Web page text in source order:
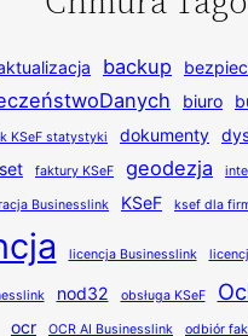
backup
biuro
KSeF statystyki dokumenty
faktury KSeF geodezja
Businesslink KSeF ksef dla
licencja Businesslink
nod32 obsługa KSeF
ocr OCR AI Businesslink odbiór